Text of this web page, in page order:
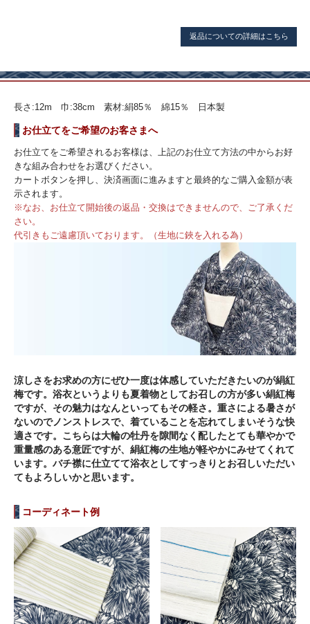
返品についての詳細はこちら
長さ:12m 巾:38cm 素材:絹85％ 綿15％ 日本製
お仕立てをご希望のお客さまへ
お仕立てをご希望されるお客様は、上記のお仕立て方法の中からお好
きな組み合わせをお選びください。
カートボタンを押し、決済画面に進みますと最終的なご購入金額が表
示されます。
※なお、お仕立て開始後の返品・交換はできませんので、ご了承くだ
さい。
代引きもご遠慮頂いております。（生地に鋏を入れる為）
涼しさをお求めの方にぜひ一度は体感していただきたいのが絹紅
梅です。浴衣というよりも夏着物としてお召しの方が多い絹紅梅
ですが、その魅力はなんといってもその軽さ。重さによる暑さが
ないのでノンストレスで、着ていることを忘れてしまいそうな快
適さです。こちらは大輪の牡丹を隙間なく配したとても華やかで
重量感のある意匠ですが、絹紅梅の生地が軽やかにみせてくれて
います。バチ襟に仕立てて浴衣としてすっきりとお召しいただい
てもよろしいかと思います。
コーディネート例